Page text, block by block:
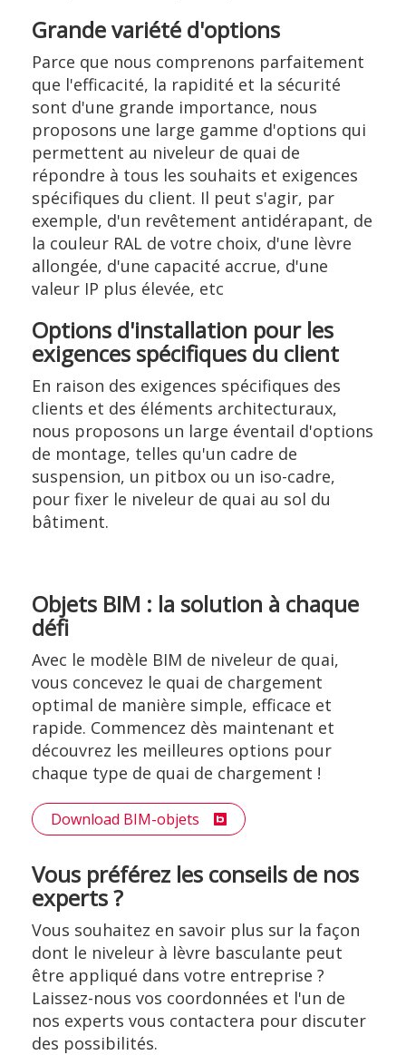
Grande variété d'options
Parce que nous comprenons parfaitement
que l'efficacité, la rapidité et la sécurité
sont d'une grande importance, nous
proposons une large gamme d'options qui
permettent au niveleur de quai de
répondre à tous les souhaits et exigences
spécifiques du client. Il peut s'agir, par
exemple, d'un revêtement antidérapant, de
la couleur RAL de votre choix, d'une lèvre
allongée, d'une capacité accrue, d'une
valeur IP plus élevée, etc
Options d'installation pour les
exigences spécifiques du client
En raison des exigences spécifiques des
clients et des éléments architecturaux,
nous proposons un large éventail d'options
de montage, telles qu'un cadre de
suspension, un pitbox ou un iso-cadre,
pour fixer le niveleur de quai au sol du
bâtiment.
Objets BIM : la solution à chaque
défi
Avec le modèle BIM de niveleur de quai,
vous concevez le quai de chargement
optimal de manière simple, efficace et
rapide. Commencez dès maintenant et
découvrez les meilleures options pour
chaque type de quai de chargement !
Download BIM-objets
Vous préférez les conseils de nos
experts ?
Vous souhaitez en savoir plus sur la façon
dont le niveleur à lèvre basculante peut
être appliqué dans votre entreprise ?
Laissez-nous vos coordonnées et l'un de
nos experts vous contactera pour discuter
des possibilités.